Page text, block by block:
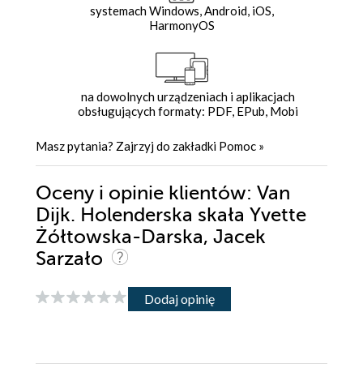
systemach Windows, Android, iOS,
HarmonyOS
na dowolnych urządzeniach i aplikacjach
obsługujących formaty: PDF, EPub, Mobi
Masz pytania? Zajrzyj do zakładki Pomoc »
Oceny i opinie klientów: Van
Dijk. Holenderska skała Yvette
Żółtowska-Darska, Jacek
Sarzało
Dodaj opinię